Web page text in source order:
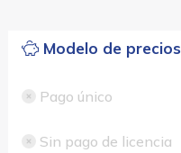
Modelo de precios
Pago único
Sin pago de licencia